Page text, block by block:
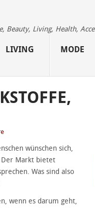
Living, Health,
LIVING MODE
wünschen sich,
Markt bietet
Was sind also
wenn es darum geht,